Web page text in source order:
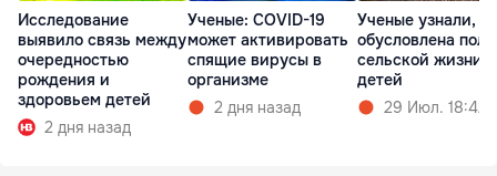
Исследование
выявило связь между
очередностью
рождения и
здоровьем детей
2 дня назад
Ученые: COVID-19
может активировать
спящие вирусы в
организме
2 дня назад
Ученые узнали,
обусловлена
сельской жизни
детей
29 Июл. 18:42